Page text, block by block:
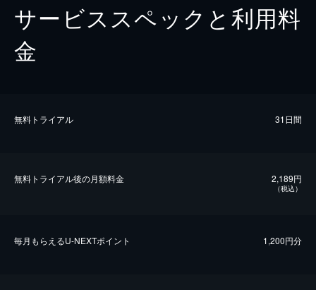
サービススペックと利用料
金
無料トライアル 31日間
無料トライアル後の⽉額料金 2,189円
（税込）
毎⽉もらえるU-NEXTポイント 1,200円分